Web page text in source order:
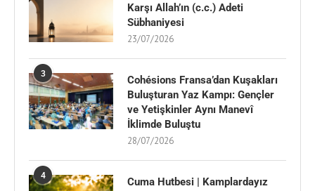
Karşı Allah’ın (c.c.) Adeti
Sübhaniyesi
23/07/2026
3
Cohésions Fransa’dan Kuşakları
Buluşturan Yaz Kampı: Gençler
ve Yetişkinler Aynı Manevî
İklimde Buluştu
28/07/2026
4 Cuma Hutbesi | Kamplardayız